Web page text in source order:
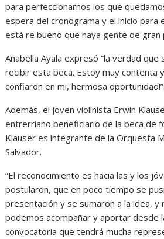
para perfeccionarnos los que
espera del cronograma y el inicio para
está re bueno que haya gente de gran
Anabella Ayala expresó “la verdad que
recibir esta beca. Estoy muy contenta
confiaron en mi, hermosa oportunidad!”.
Además, el joven violinista Erwin
entrerriano beneficiario de la beca de
Klauser es integrante de la Orquesta
Salvador.
“El reconocimiento es hacia las y los
postularon, que en poco tiempo se
presentación y se sumaron a la idea, y
podemos acompañar y aportar desde
convocatoria que tendrá mucha